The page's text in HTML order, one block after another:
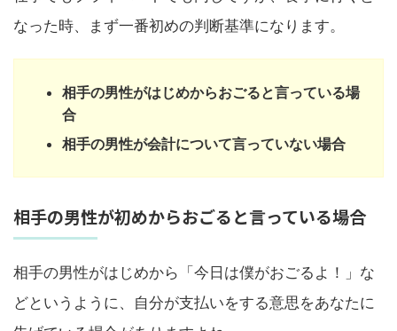
なった時、まず一番初めの判断基準になります。
相手の男性がはじめからおごると言っている場
合
相手の男性が会計について言っていない場合
相手の男性が初めからおごると言っている場合
相手の男性がはじめから「今日は僕がおごるよ！」な
どというように、自分が支払いをする意思をあなたに